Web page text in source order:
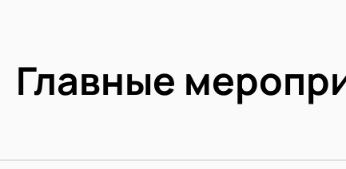
Главные